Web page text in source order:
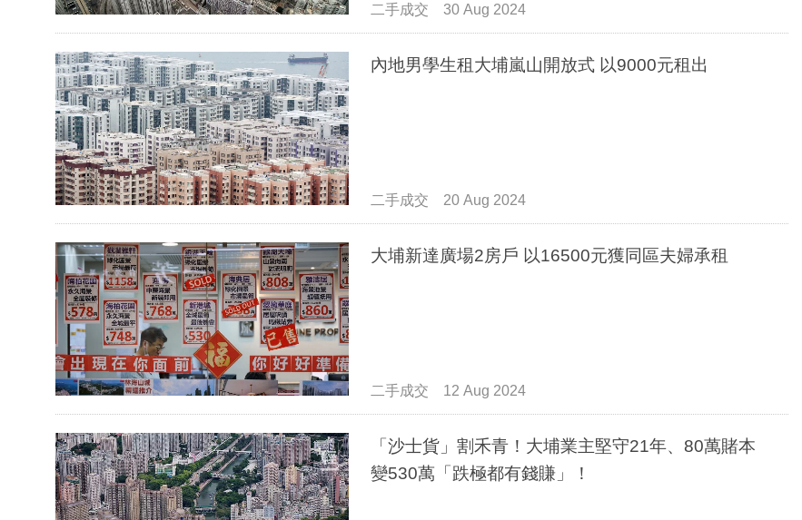
二手成交 30 Aug 2024
內地男學生租大埔嵐山開放式 以9000元租出
二手成交 20 Aug 2024
大埔新達廣場2房戶 以16500元獲同區夫婦承租
二手成交 12 Aug 2024
「沙士貨」割禾青！大埔業主堅守21年、80萬賭本
變530萬「跌極都有錢賺」！